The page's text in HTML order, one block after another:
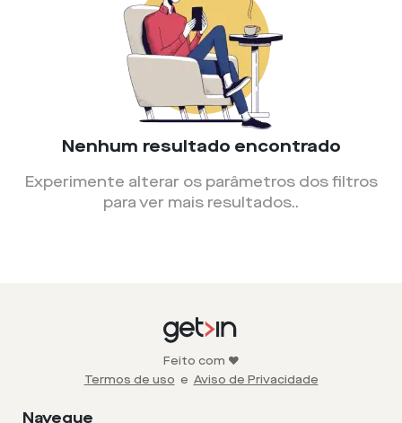
Nenhum resultado encontrado
Experimente alterar os parâmetros dos filtros
para ver mais resultados..
Feito com ❤️
Termos de uso e Aviso de Privacidade
Navegue